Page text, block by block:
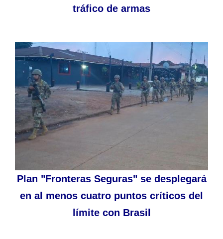
tráfico de armas
Plan "Fronteras Seguras" se desplegará
en al menos cuatro puntos críticos del
límite con Brasil